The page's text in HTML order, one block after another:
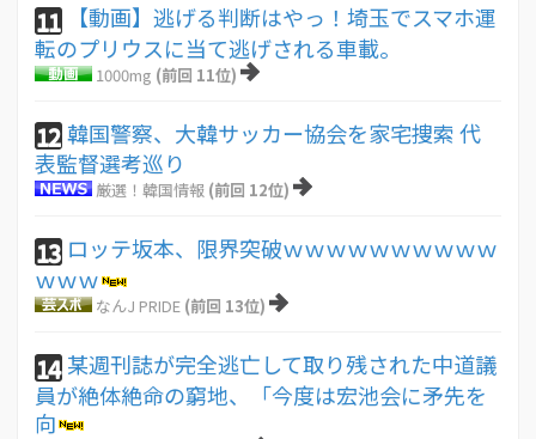
11
【動画】逃げる判断はやっ！埼玉でスマホ運
転のプリウスに当て逃げされる車載。
1000mg (前回 11位)
12韓国警察、大韓サッカー協会を家宅捜索 代
表監督選考巡り
厳選！韓国情報 (前回 12位)
13 ロッテ坂本、限界突破ｗｗｗｗｗｗｗｗｗｗ
ｗｗｗ
なんJ PRIDE (前回 13位)
14 某週刊誌が完全逃亡して取り残された中道議
員が絶体絶命の窮地、「今度は宏池会に矛先を
向